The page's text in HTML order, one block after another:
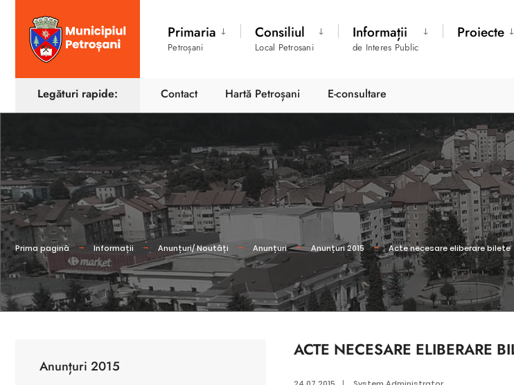
Primaria
Petroșani
Consiliul
Local Petrosani
Informații
de Interes Public
Proiecte
Legături rapide: Contact Hartă Petroșani E-consultare
Prima pagină Informații Anunțuri/ Noutăți Anunțuri Anunțuri 2015 Acte necesare eliberare bilete
ACTE NECESARE ELIBERARE
Anunțuri 2015